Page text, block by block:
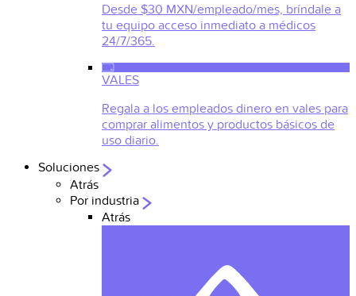
Desde $30 MXN/empleado/mes, bríndale a
tu equipo acceso inmediato a médicos
24/7/365.
VALES
Regala a los empleados dinero en vales para
comprar alimentos y productos básicos de
uso diario.
Soluciones
Atrás
Por industria
Atrás